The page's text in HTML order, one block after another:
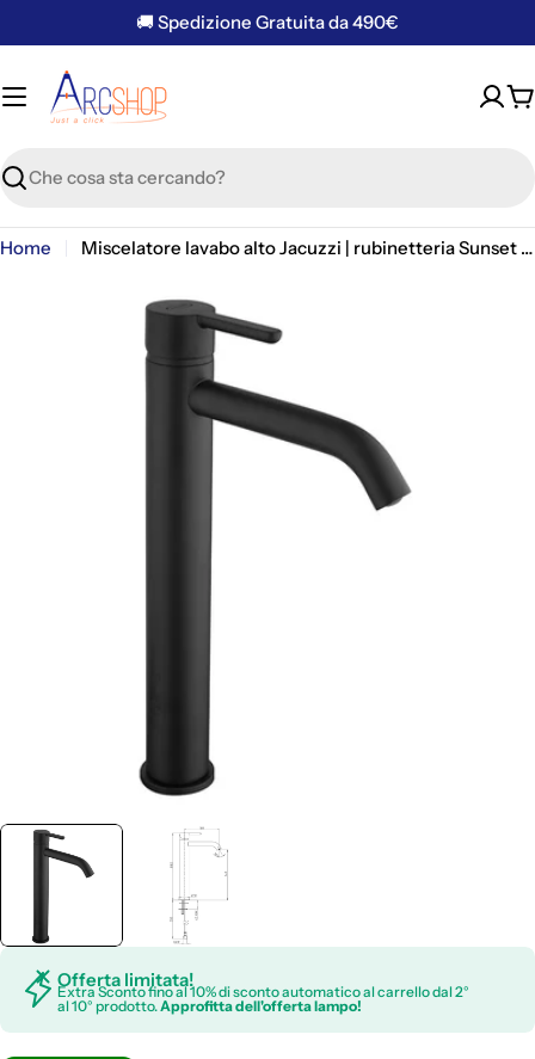
al
contenuto
🚚 Spedizione Gratuita da 490€
Ricerca
Home Miscelatore lavabo alto Jacuzzi | rubinetteria Sunset per piletta click clack
supporto 0 in modalità modale
Offerta limitata!
Extra Sconto fino al 10% di sconto automatico al carrello dal 2°
al 10° prodotto.Approfitta dell'offerta lampo!